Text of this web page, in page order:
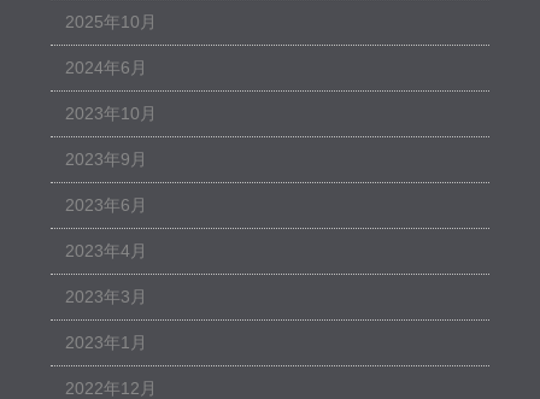
2025年10月
2024年6月
2023年10月
2023年9月
2023年6月
2023年4月
2023年3月
2023年1月
2022年12月